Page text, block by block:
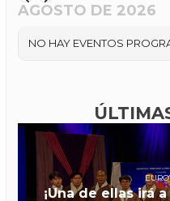
AGOSTO DE 2026
NO HAY EVENTOS
¡Una de ellas irá